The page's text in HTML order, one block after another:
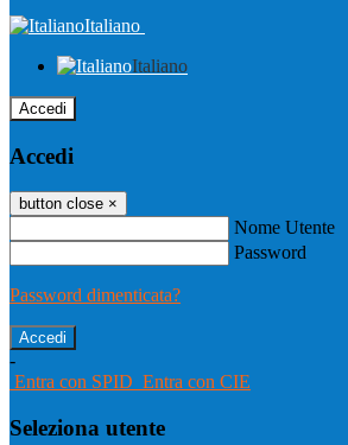
Italiano
Italiano
Accedi
Accedi
button close ×
Nome Utente
Password
Password dimenticata?
-
Entra con SPID Entra con CIE
Seleziona utente